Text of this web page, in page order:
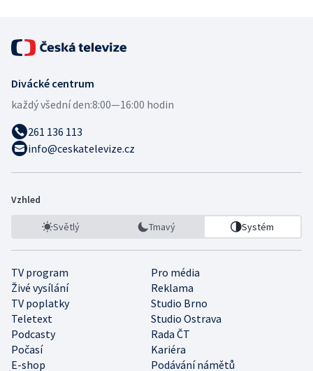
Divácké centrum
každý všední den:8:00—16:00 hodin
261 136 113
info@ceskatelevize.cz
Vzhled
Světlý Tmavý Systém
TV program
Pro média
Živé vysílání
Reklama
TV poplatky
Studio Brno
Teletext
Studio Ostrava
Podcasty
Rada ČT
Počasí
Kariéra
E-shop
Podávání námětů